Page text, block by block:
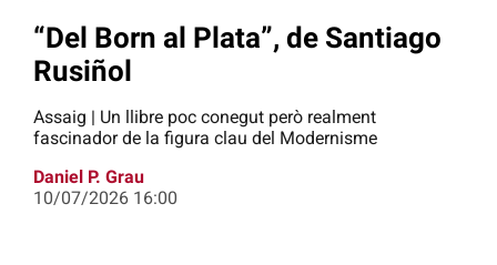
“Del Born al Plata”, de Santiago
Rusiñol
Assaig | Un llibre poc conegut però realment
fascinador de la figura clau del Modernisme
Daniel P. Grau
10/07/2026 16:00